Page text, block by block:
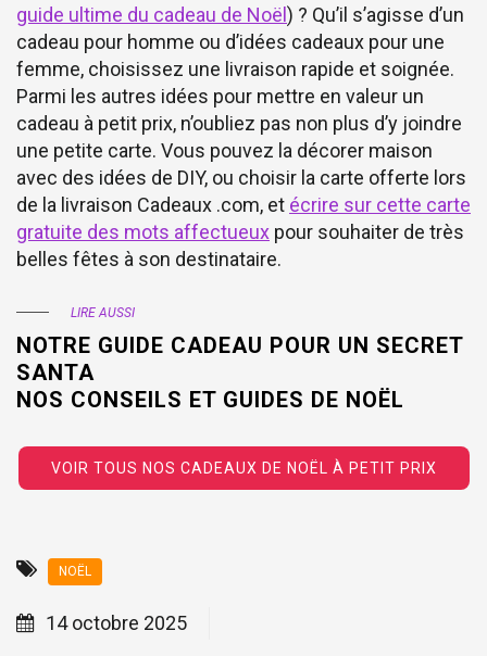
guide ultime du cadeau de Noël) ? Qu’il s’agisse d’un
cadeau pour homme ou d’idées cadeaux pour une
femme, choisissez une livraison rapide et soignée.
Parmi les autres idées pour mettre en valeur un
cadeau à petit prix, n’oubliez pas non plus d’y joindre
une petite carte. Vous pouvez la décorer maison
avec des idées de DIY, ou choisir la carte offerte lors
de la livraison Cadeaux .com, et écrire sur cette carte
gratuite des mots affectueux pour souhaiter de très
belles fêtes à son destinataire.
LIRE AUSSI
NOTRE GUIDE CADEAU POUR UN SECRET
SANTA
NOS CONSEILS ET GUIDES DE NOËL
VOIR TOUS NOS CADEAUX DE NOËL À PETIT PRIX
NOËL
14 octobre 2025